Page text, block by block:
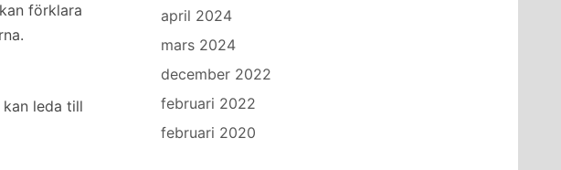
förklara
leda till
april 2024
mars 2024
december 2022
februari 2022
februari 2020